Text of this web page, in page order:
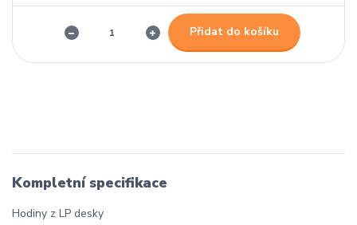
Přidat do košíku
Kompletní specifikace
Hodiny z LP desky